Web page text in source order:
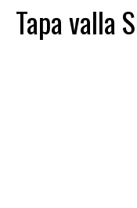
Tapa valla